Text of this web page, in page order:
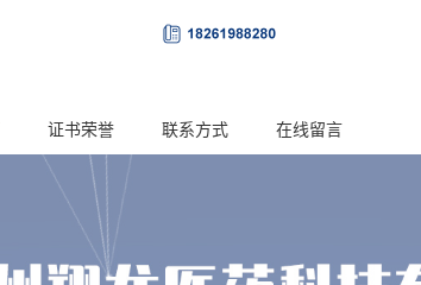
证书荣誉 联系方式 在线留言